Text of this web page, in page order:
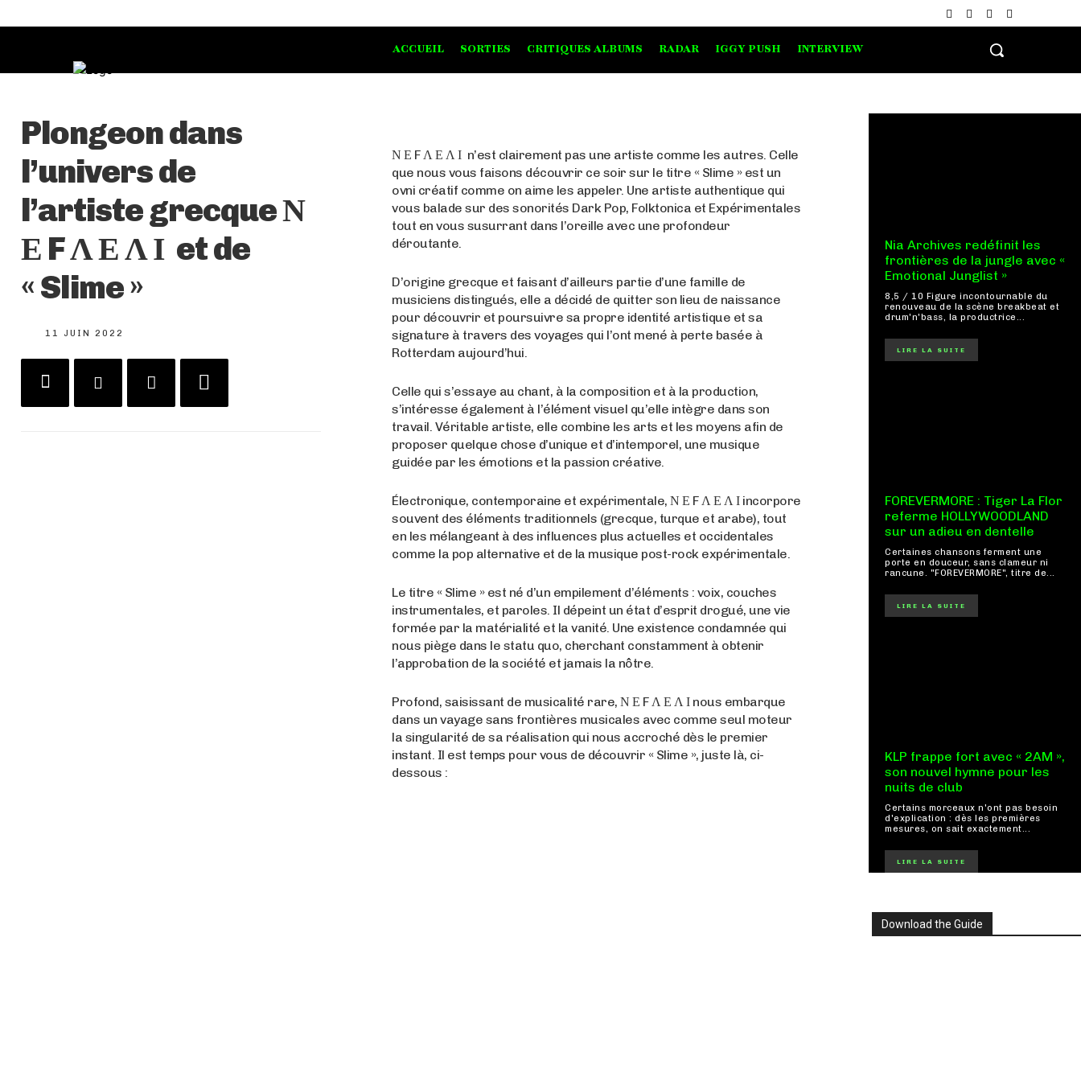
ACCUEIL SORTIES CRITIQUES ALBUMS RADAR IGGY PUSH INTERVIEW
Plongeon dans
l’univers de
l’artiste grecque Ν
Ε F Λ Ε Λ Ι et de
« Slime »
11 JUIN 2022
Ν Ε F Λ Ε Λ Ι n’est clairement pas une artiste comme les autres. Celle
que nous vous faisons découvrir ce soir sur le titre « Slime » est un
ovni créatif comme on aime les appeler. Une artiste authentique qui
vous balade sur des sonorités Dark Pop, Folktonica et Expérimentales
tout en vous susurrant dans l’oreille avec une profondeur
déroutante.
D’origine grecque et faisant d’ailleurs partie d’une famille de
musiciens distingués, elle a décidé de quitter son lieu de naissance
pour découvrir et poursuivre sa propre identité artistique et sa
signature à travers des voyages qui l’ont mené à perte basée à
Rotterdam aujourd’hui.
Celle qui s’essaye au chant, à la composition et à la production,
s’intéresse également à l’élément visuel qu’elle intègre dans son
travail. Véritable artiste, elle combine les arts et les moyens afin de
proposer quelque chose d’unique et d’intemporel, une musique
guidée par les émotions et la passion créative.
Électronique, contemporaine et expérimentale, Ν Ε F Λ Ε Λ Ι incorpore
souvent des éléments traditionnels (grecque, turque et arabe), tout
en les mélangeant à des influences plus actuelles et occidentales
comme la pop alternative et de la musique post-rock expérimentale.
Le titre « Slime » est né d’un empilement d’éléments : voix, couches
instrumentales, et paroles. Il dépeint un état d’esprit drogué, une vie
formée par la matérialité et la vanité. Une existence condamnée qui
nous piège dans le statu quo, cherchant constamment à obtenir
l’approbation de la société et jamais la nôtre.
Profond, saisissant de musicalité rare, Ν Ε F Λ Ε Λ Ι nous embarque
dans un vayage sans frontières musicales avec comme seul moteur
la singularité de sa réalisation qui nous accroché dès le premier
instant. Il est temps pour vous de découvrir « Slime », juste là, ci-
dessous :
Nia Archives redéfinit les
frontières de la jungle avec «
Emotional Junglist »
8,5 / 10 Figure incontournable du
renouveau de la scène breakbeat et
drum'n'bass, la productrice...
LIRE LA SUITE
FOREVERMORE : Tiger La Flor
referme HOLLYWOODLAND
sur un adieu en dentelle
Certaines chansons ferment une
porte en douceur, sans clameur ni
rancune. "FOREVERMORE", titre de...
LIRE LA SUITE
KLP frappe fort avec « 2AM »,
son nouvel hymne pour les
nuits de club
Certains morceaux n'ont pas besoin
d'explication : dès les premières
mesures, on sait exactement...
LIRE LA SUITE
Download the Guide